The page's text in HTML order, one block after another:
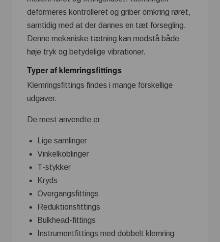
deformeres kontrolleret og griber omkring røret,
samtidig med at der dannes en tæt forsegling.
Denne mekaniske tætning kan modstå både
høje tryk og betydelige vibrationer.
Typer af klemringsfittings
Klemringsfittings findes i mange forskellige
udgaver.
De mest anvendte er:
Lige samlinger
Vinkelkoblinger
T-stykker
Kryds
Overgangsfittings
Reduktionsfittings
Bulkhead-fittings
Instrumentfittings med dobbelt klemring